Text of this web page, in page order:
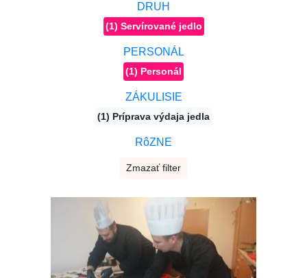
DRUH
(1) Servírované jedlo
PERSONÁL
(1) Personál
ZÁKULISIE
(1) Príprava výdaja jedla
RôZNE
Zmazať filter